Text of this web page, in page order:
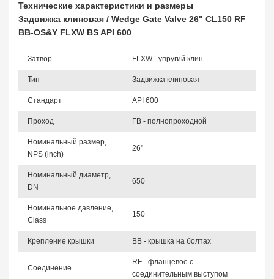
Технические характеристики и размеры
Задвижка клиновая / Wedge Gate Valve 26" CL150 RF
BB-OS&Y FLXW BS API 600
Затвор FLXW - упругий клин
Тип Задвижка клиновая
Стандарт API 600
Проход FB - полнопроходной
Номинальный размер,
NPS (inch)
26"
Номинальный диаметр,
DN
650
Номинальное давление,
Class
150
Крепление крышки BB - крышка на болтах
Соединение
RF - фланцевое с
соединительным выступом